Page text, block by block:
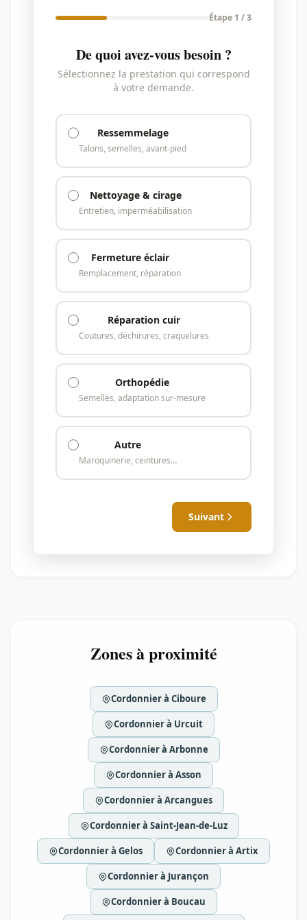
Étape 1 / 3
De quoi avez-vous besoin ?
Sélectionnez la prestation qui correspond
à votre demande.
Ressemmelage
Talons, semelles, avant-pied
Nettoyage & cirage
Entretien, imperméabilisation
Fermeture éclair
Remplacement, réparation
Réparation cuir
Coutures, déchirures, craquelures
Orthopédie
Semelles, adaptation sur-mesure
Autre
Maroquinerie, ceintures…
Suivant
Zones à proximité
Cordonnier à Ciboure
Cordonnier à Urcuit
Cordonnier à Arbonne
Cordonnier à Asson
Cordonnier à Arcangues
Cordonnier à Saint-Jean-de-Luz
Cordonnier à Gelos Cordonnier à Artix
Cordonnier à Jurançon
Cordonnier à Boucau